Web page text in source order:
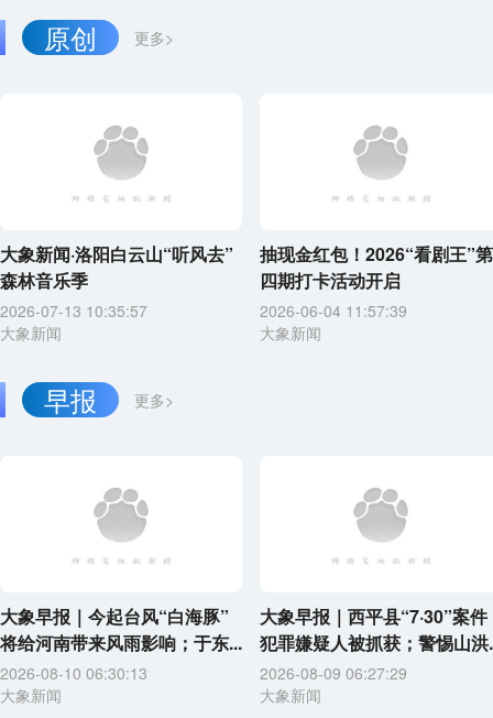
更多>
原创
大象新闻·洛阳白云山“听风去”
森林音乐季
2026-07-13 10:35:57
大象新闻
抽现金红包！2026“看剧王”第
四期打卡活动开启
2026-06-04 11:57:39
大象新闻
更多>
早报
大象早报｜今起台风“白海豚”
将给河南带来风雨影响；于东...
2026-08-10 06:30:13
大象新闻
大象早报｜西平县“7·30”案件
犯罪嫌疑人被抓获；警惕山洪
2026-08-09 06:27:29
大象新闻